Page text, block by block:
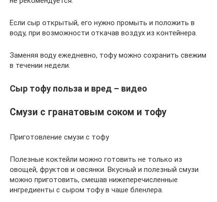
Если сыр открытый, его нужно промыть и положить в
воду, при возможности откачав воздух из контейнера.
Заменяя воду ежедневно, тофу можно сохранить свежим
в течении недели.
Сыр тофу польза и вред – видео
Смузи с гранатовым соком и тофу
Приготовление смузи с тофу
Полезные коктейли можно готовить не только из
овощей, фруктов и овсянки. Вкусный и полезный смузи
можно приготовить, смешав нижеперечисленные
ингредиенты с сыром тофу в чаше бленлера.